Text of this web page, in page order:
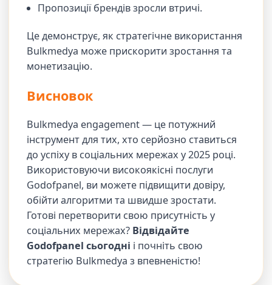
Пропозиції брендів зросли втричі.
Це демонструє, як стратегічне використання
Bulkmedya може прискорити зростання та
монетизацію.
Висновок
Bulkmedya engagement — це потужний
інструмент для тих, хто серйозно ставиться
до успіху в соціальних мережах у 2025 році.
Використовуючи високоякісні послуги
Godofpanel, ви можете підвищити довіру,
обійти алгоритми та швидше зростати.
Готові перетворити свою присутність у
соціальних мережах? Відвідайте
Godofpanel сьогодні і почніть свою
стратегію Bulkmedya з впевненістю!